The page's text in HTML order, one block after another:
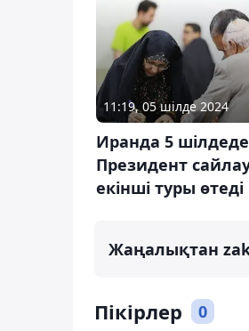
11:19, 05 шілде 2024
Иранда 5 шілдеде
Президент
екінші туры өтеді
Жаңалықтан
Пікірлер 0